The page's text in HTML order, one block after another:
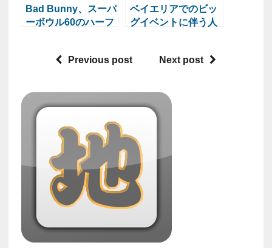
Bad Bunny、スーパ
ーボウル60のハーフ
ベイエリアでのビッ
グイベントに伴う人
Previous post Next post